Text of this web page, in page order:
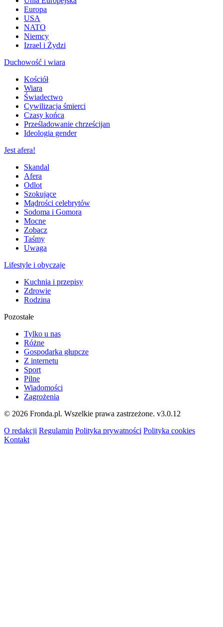
Europa
USA
NATO
Niemcy
Izrael i Żydzi
Duchowość i wiara
Kościół
Wiara
Świadectwo
Cywilizacja śmierci
Czasy końca
Prześladowanie chrześcijan
Ideologia gender
Jest afera!
Skandal
Afera
Odlot
Szokujące
Mądrości celebrytów
Sodoma i Gomora
Mocne
Zobacz
Taśmy
Uwaga
Lifestyle i obyczaje
Kuchnia i przepisy
Zdrowie
Rodzina
Pozostałe
Tylko u nas
Różne
Gospodarka głupcze
Z internetu
Sport
Pilne
Wiadomości
Zagrożenia
© 2026 Fronda.pl. Wszelkie prawa zastrzeżone. v3.0.12
O redakcji Regulamin Polityka prywatności Polityka cookies
Kontakt